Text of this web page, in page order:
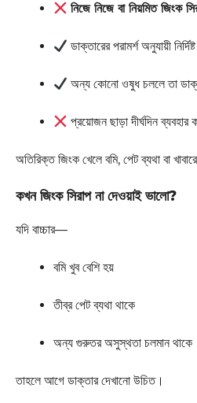
নিজে নিজে বা নিয়মিত জিংক
ডাক্তারের পরামর্শ অনুযায়ী
অন্য কোনো ওষুধ চললে তা
প্রয়োজন ছাড়া দীর্ঘদিন ব্যবহার
অতিরিক্ত জিংক খেলে বমি, পেট ব্যথা বা
কখন জিংক সিরাপ না দেওয়াই ভালো?
যদি বাচ্চার—
বমি খুব বেশি হয়
তীব্র পেট ব্যথা থাকে
অন্য গুরুতর অসুস্থতা চলমান থাকে
তাহলে আগে ডাক্তার দেখানো উচিত।